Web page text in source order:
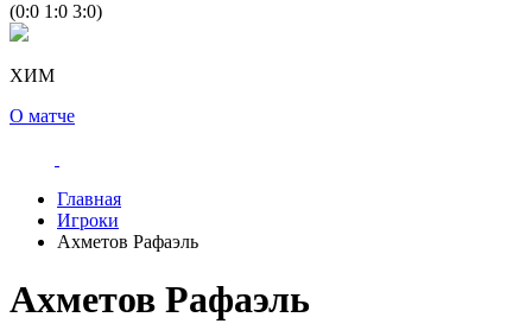
(0:0 1:0 3:0)
ХИМ
О матче
Главная
Игроки
Ахметов Рафаэль
Ахметов Рафаэль